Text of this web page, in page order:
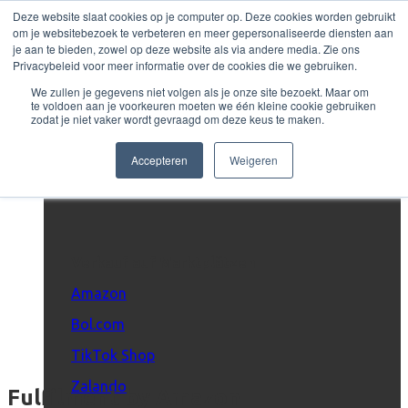
Deze website slaat cookies op je computer op. Deze cookies worden gebruikt
om je websitebezoek te verbeteren en meer gepersonaliseerde diensten aan
je aan te bieden, zowel op deze website als via andere media. Zie ons
Privacybeleid voor meer informatie over de cookies die we gebruiken.
We zullen je gegevens niet volgen als je onze site bezoekt. Maar om
te voldoen aan je voorkeuren moeten we één kleine cookie gebruiken
zodat je niet vaker wordt gevraagd om deze keus te maken.
Accepteren Weigeren
Zum
Inhalt
springen
MarketPlace
Expert
Marketplaces
Amazon
Bol.com
TikTok Shop
Zalando
Amazon ,Fulfilment,Wissensdatenbank
Fulfilment by Amazon
Fulfilment by Amazon